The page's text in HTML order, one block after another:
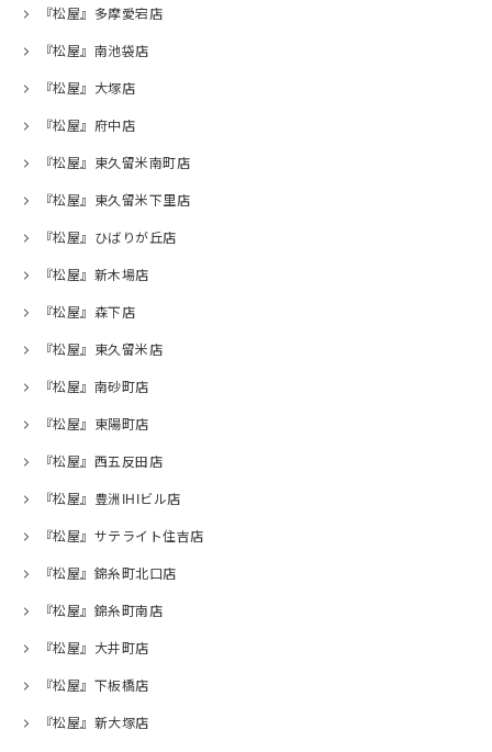
『松屋』多摩愛宕店
『松屋』南池袋店
『松屋』大塚店
『松屋』府中店
『松屋』東久留米南町店
『松屋』東久留米下里店
『松屋』ひばりが丘店
『松屋』新木場店
『松屋』森下店
『松屋』東久留米店
『松屋』南砂町店
『松屋』東陽町店
『松屋』西五反田店
『松屋』豊洲IHIビル店
『松屋』サテライト住吉店
『松屋』錦糸町北口店
『松屋』錦糸町南店
『松屋』大井町店
『松屋』下板橋店
『松屋』新大塚店